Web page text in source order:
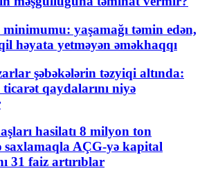
yaşamağı təmin edən,
həyata yetməyən əməkhaqqı
şəbəkələrin təzyiqi altında:
qaydalarını niyə
hasilatı 8 milyon ton
saxlamaqla AÇG-yə kapital
31 faiz artırıblar